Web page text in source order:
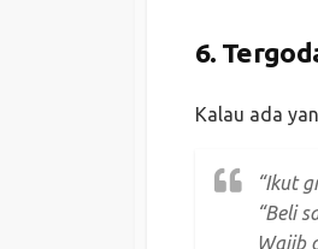
6.
Kalau ada
“Ikut
“Beli
Wajib